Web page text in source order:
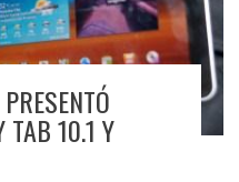
TAB 10.1 Y